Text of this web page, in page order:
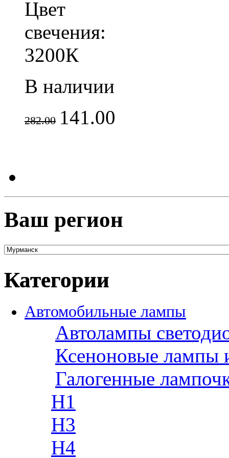
Цвет
свечения:
3200К
В наличии
282.00 141.00
Ваш регион
Категории
Автомобильные лампы
Автолампы
Ксеноновые лампы
Галогенные
H1
H3
H4